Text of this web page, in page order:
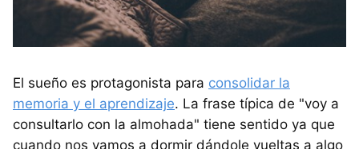
El sueño es protagonista para consolidar la
memoria y el aprendizaje. La frase típica de "voy a
consultarlo con la almohada" tiene sentido ya que
cuando nos vamos a dormir dándole vueltas a algo